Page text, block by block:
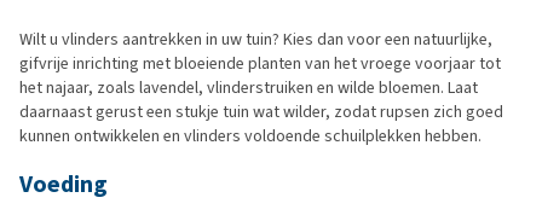
Wilt u vlinders aantrekken in uw tuin? Kies dan voor een natuurlijke,
gifvrije inrichting met bloeiende planten van het vroege voorjaar tot
het najaar, zoals lavendel, vlinderstruiken en wilde bloemen. Laat
daarnaast gerust een stukje tuin wat wilder, zodat rupsen zich goed
kunnen ontwikkelen en vlinders voldoende schuilplekken hebben.
Voeding